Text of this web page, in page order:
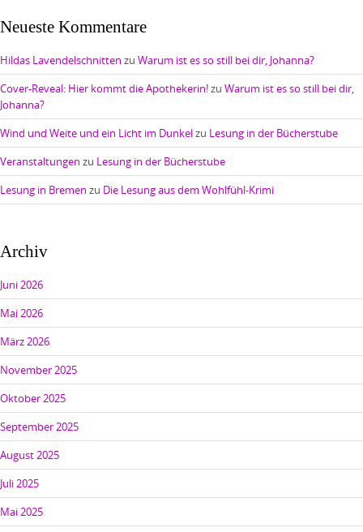
Neueste Kommentare
Hildas Lavendelschnitten zu Warum ist es so still bei dir, Johanna?
Cover-Reveal: Hier kommt die Apothekerin!zu Warum ist es so still bei dir,
Johanna?
Wind und Weite und ein Licht im Dunkelzu Lesung in der Bücherstube
Veranstaltungen zu Lesung in der Bücherstube
Lesung in Bremen zu Die Lesung aus dem Wohlfühl-Krimi
Archiv
Juni 2026
Mai 2026
März 2026
November 2025
Oktober 2025
September 2025
August 2025
Juli 2025
Mai 2025